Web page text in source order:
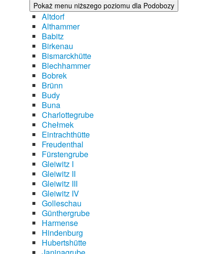
Pokaż menu niższego poziomu dla Podobozy
Altdorf
Althammer
Babitz
Birkenau
Bismarckhütte
Blechhammer
Bobrek
Brünn
Budy
Buna
Charlottegrube
Chełmek
Eintrachthütte
Freudenthal
Fürstengrube
Gleiwitz I
Gleiwitz II
Gleiwitz III
Gleiwitz IV
Golleschau
Günthergrube
Harmense
Hindenburg
Hubertshütte